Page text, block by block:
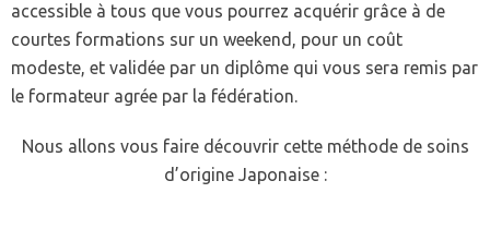
accessible à tous que vous pourrez acquérir grâce à de
courtes formations sur un weekend, pour un coût
modeste, et validée par un diplôme qui vous sera remis par
le formateur agrée par la fédération.
Nous allons vous faire découvrir cette méthode de soins
d’origine Japonaise :